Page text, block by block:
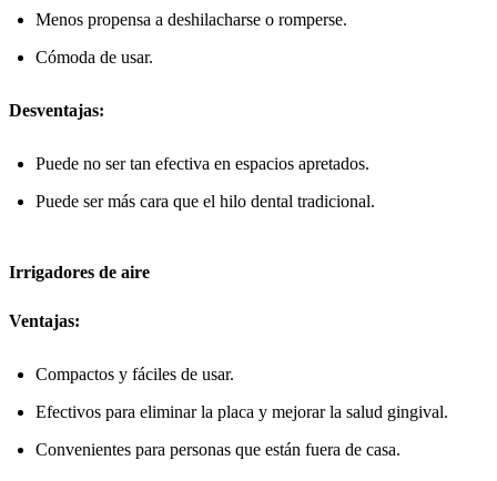
Menos propensa a deshilacharse o romperse.
Cómoda de usar.
Desventajas:
Puede no ser tan efectiva en espacios apretados.
Puede ser más cara que el hilo dental tradicional.
Irrigadores de aire
Ventajas:
Compactos y fáciles de usar.
Efectivos para eliminar la placa y mejorar la salud gingival.
Convenientes para personas que están fuera de casa.